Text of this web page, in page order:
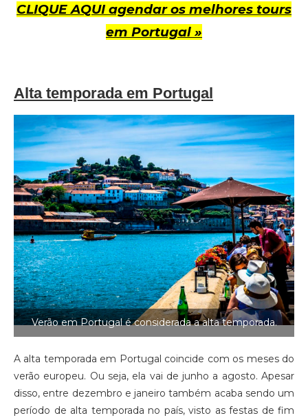
CLIQUE AQUI agendar os melhores tours
em Portugal »
Alta temporada em Portugal
Verão em Portugal é considerada a alta temporada.
A alta temporada em Portugal coincide com os meses do
verão europeu. Ou seja, ela vai de junho a agosto. Apesar
disso, entre dezembro e janeiro também acaba sendo um
período de alta temporada no país, visto as festas de fim